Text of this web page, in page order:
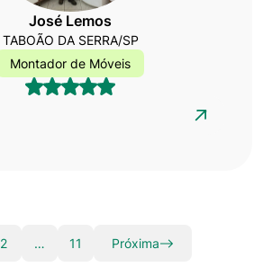
José Lemos
TABOÃO DA SERRA/SP
Montador de Móveis
2 … 11 Próxima